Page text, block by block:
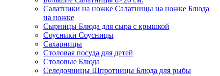
Салатники на ножке Салатницы на ножке Блюда
на ножке
Сырницы Блюда для сыра с крышкой
Соусники Соусницы
Сахарницы
Столовая посуда для детей
Столовые Блюда
Селедочницы Шпротницы Блюда для рыбы